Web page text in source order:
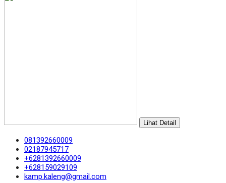
Lihat Detail
081392660009
02187945717
+6281392660009
+628159029109
kamp.kaleng@gmail.com